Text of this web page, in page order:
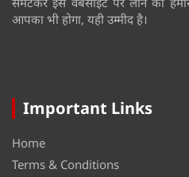
आपका भी होगा, यही उम्मीद है।
Important Links
Home
Terms & Conditions